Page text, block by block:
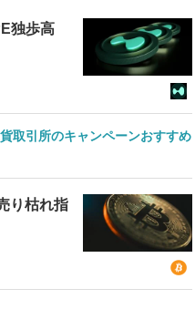
独歩高
取引所のキャンペーンおすすめ
り枯れ指